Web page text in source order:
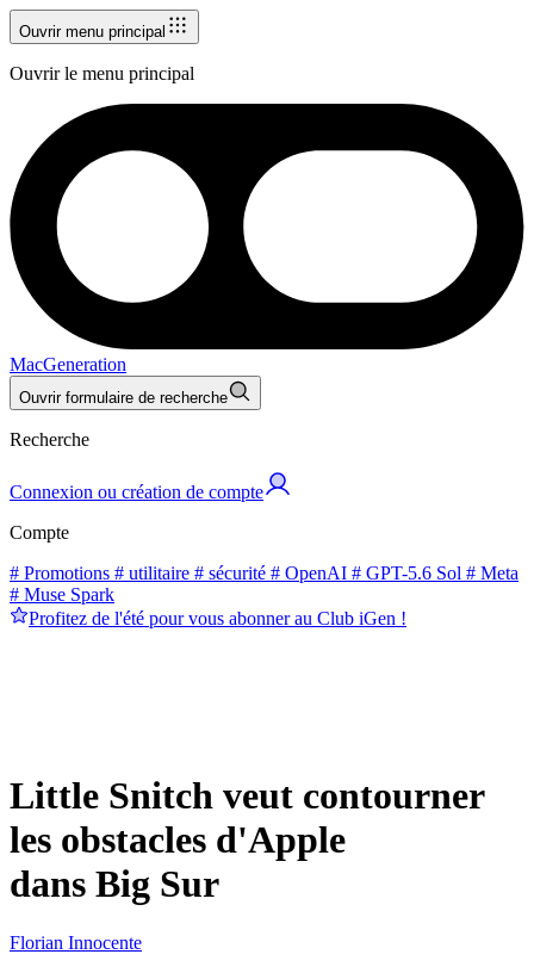
Ouvrir menu principal
Ouvrir le menu principal
MacGeneration
Ouvrir formulaire de recherche
Recherche
Connexion ou création de compte
Compte
# Promotions # utilitaire # sécurité # OpenAI # GPT-5.6 Sol # Meta
# Muse Spark
Profitez de l'été pour vous abonner au Club iGen !
Little Snitch veut contourner
les obstacles d'Apple
dans Big Sur
Florian Innocente